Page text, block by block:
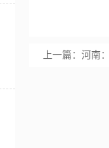
上一篇： 河南：关